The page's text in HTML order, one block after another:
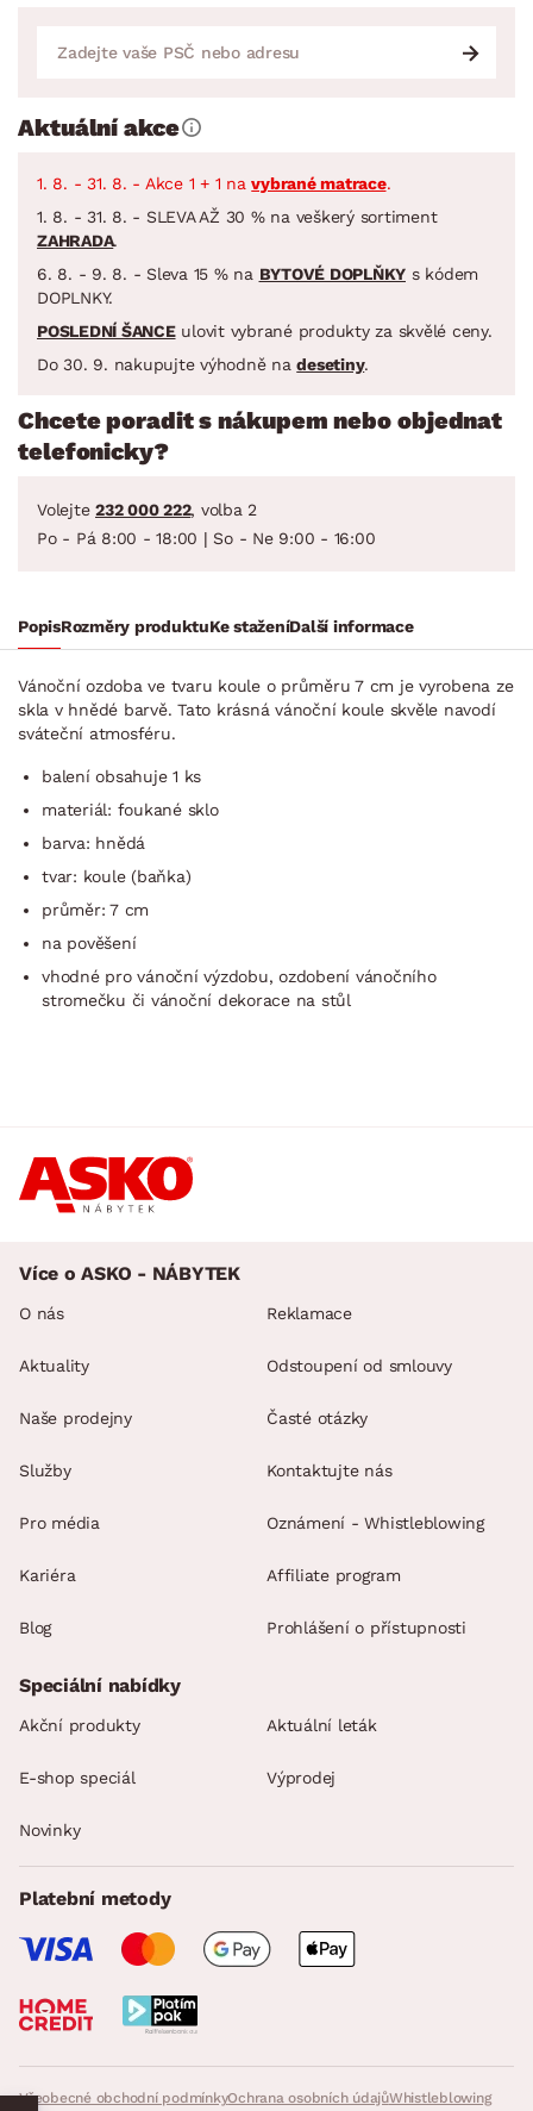
Aktuální akce
1. 8. - 31. 8. - Akce 1 + 1 navybrané matrace.
1. 8. - 31. 8. - SLEVA AŽ 30 % na veškerý sortiment
ZAHRADA.
6. 8. - 9. 8. - Sleva 15 % na BYTOVÉ DOPLŇKY s kódem
DOPLNKY.
POSLEDNÍ ŠANCEulovit vybrané produkty za skvělé ceny.
Do 30. 9. nakupujte výhodně nadesetiny.
Chcete poradit s nákupem nebo objednat
telefonicky?
Volejte 232 000 222, volba 2
Po - Pá 8:00 - 18:00 | So - Ne 9:00 - 16:00
PopisRozměry produktuKe staženíDalší informace
Vánoční ozdoba ve tvaru koule o průměru 7 cm je vyrobena ze
skla v hnědé barvě. Tato krásná vánoční koule skvěle navodí
sváteční atmosféru.
balení obsahuje 1 ks
materiál: foukané sklo
barva: hnědá
tvar: koule (baňka)
průměr: 7 cm
na pověšení
vhodné pro vánoční výzdobu, ozdobení vánočního
stromečku či vánoční dekorace na stůl
Více o ASKO - NÁBYTEK
O nás
Aktuality
Naše prodejny
Služby
Pro média
Kariéra
Blog
Reklamace
Odstoupení od smlouvy
Časté otázky
Kontaktujte nás
Oznámení - Whistleblowing
Affiliate program
Prohlášení o přístupnosti
Všeobecné obchodní podmínkyOchrana osobních údajůWhistleblowing
Speciální nabídky
Akční produkty Aktuální leták
E-shop speciál Výprodej
Novinky
Platební metody